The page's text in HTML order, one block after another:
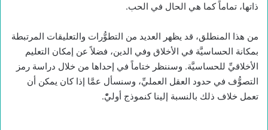
ذاتها، تماماً كما هي الحال في الحب.
من هذا المنطلق، قد يظهر العديد من التطوُّرات والتعليقات المرتبطة
بمكانة الحساسيَّة في الأخلاق وفي الدين، فضلاً عن إمكان التعليم
الأخلاقيِّ للحساسيَّة. وسننظر ختاماً في إحداها من خلال دراسة رمز
التصوُّف في حدود العقل العمليِّ، وسنسأل عمَّا إذا كان يمكن أن
تعمل خلاف ذلك بالنسبة إلينا كنموذج أوليّْ.